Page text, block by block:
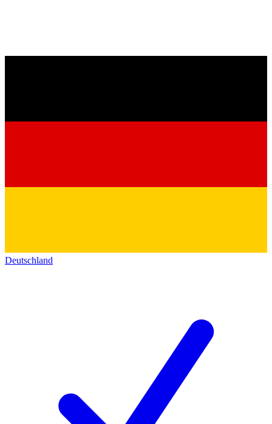
Deutschland